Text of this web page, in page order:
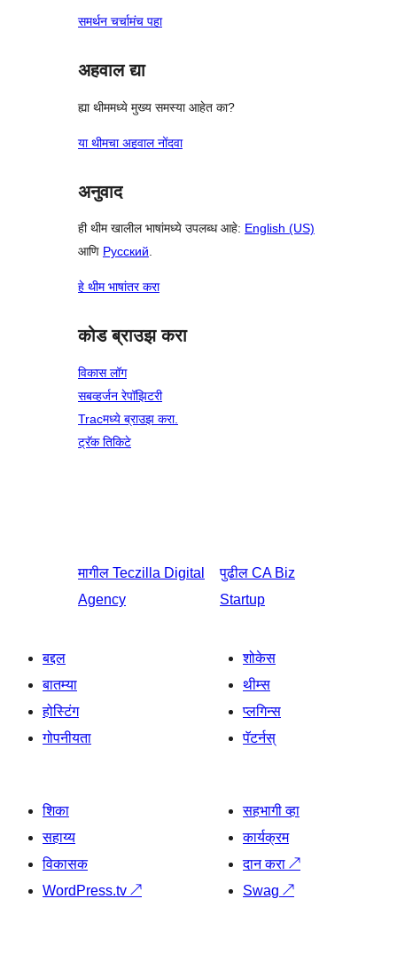
समर्थन चर्चामंच पहा
अहवाल द्या
ह्या थीममध्ये मुख्य समस्या आहेत का?
या थीमचा अहवाल नोंदवा
अनुवाद
ही थीम खालील भाषांमध्ये उपलब्ध आहे: English (US)
आणि Русский.
हे थीम भाषांतर करा
कोड ब्राउझ करा
विकास लॉग
सबव्हर्जन रेपॉझिटरी
Tracमध्ये ब्राउझ करा.
ट्रॅक तिकिटे
मागील Teczilla Digital
Agency
पुढील CA Biz
Startup
बद्दल
बातम्या
होस्टिंग
गोपनीयता
शोकेस
थीम्स
प्लगिन्स
पॅटर्नस्
शिका
सहाय्य
विकासक
WordPress.tv ↗
सहभागी व्हा
कार्यक्रम
दान करा ↗
Swag ↗